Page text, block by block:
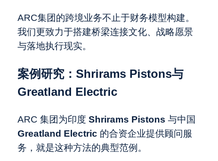
ARC集团的跨境业务不止于财务模型构建。
我们更致力于搭建桥梁连接文化、战略愿景
与落地执行现实。
案例研究：Shrirams Pistons与
Greatland Electric
ARC 集团为印度 Shrirams Pistons 与中国
Greatland Electric 的合资企业提供顾问服
务，就是这种方法的典型范例。